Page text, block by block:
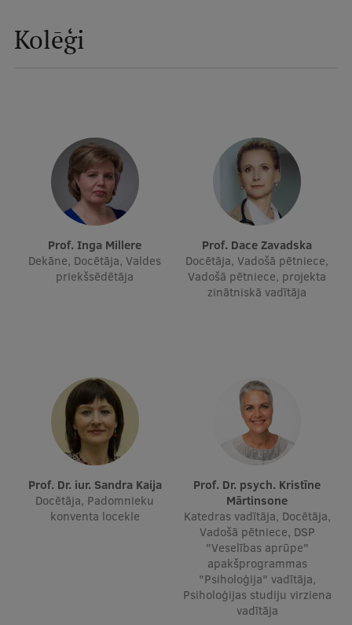
Stratēģija
RSU fonds
Aula
Muzeji un ekspozīcijas
Ģerbonis
Projekti
Studiju un vides pieejamība
Dati par 2025. gadu
Suvenīri un grāmatas
Mūžizglītība
Ētikas un līdztiesības mācības
Kolēģi
Prof. Inga Millere
Dekāne, Docētāja, Valdes
priekšsēdētāja
Prof. Dace Zavadska
Docētāja, Vadošā pētniece,
Vadošā pētniece, projekta
zinātniskā vadītāja
Prof. Dr. iur. Sandra Kaija
Docētāja, Padomnieku
konventa locekle
Prof. Dr. psych. Kristīne
Mārtinsone
Katedras vadītāja, Docētāja,
Vadošā pētniece, DSP
"Veselības aprūpe"
apakšprogrammas
"Psiholoģija" vadītāja,
Psiholoģijas studiju virziena
vadītāja